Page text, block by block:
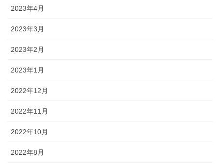
2023年4月
2023年3月
2023年2月
2023年1月
2022年12月
2022年11月
2022年10月
2022年8月